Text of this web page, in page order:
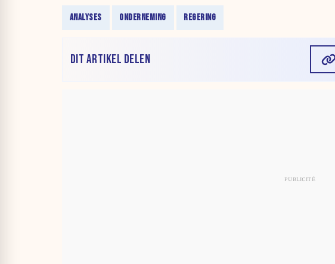
ANALYSES ONDERNEMING REGERING
DIT ARTIKEL DELEN